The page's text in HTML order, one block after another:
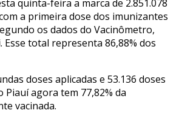
quinta-feira a marca de 2.851.078
a primeira dose dos imunizantes
os dados do Vacinômetro,
Esse total representa 86,88% dos
doses aplicadas e 53.136 doses
Piauí agora tem 77,82% da
vacinada.